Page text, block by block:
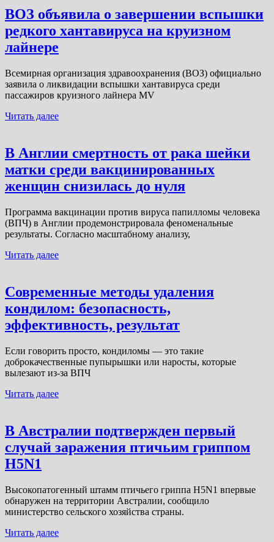
ВОЗ объявила о завершении вспышки
редкого хантавируса на круизном
лайнере
Всемирная организация здравоохранения (ВОЗ) официально
заявила о ликвидации вспышки хантавируса среди
пассажиров круизного лайнера MV
Читать далее
В Англии смертность от рака шейки
матки среди вакцинированных
женщин снизилась до нуля
Программа вакцинации против вируса папилломы человека
(ВПЧ) в Англии продемонстрировала феноменальные
результаты. Согласно масштабному анализу,
Читать далее
Современные методы удаления
кондилом: безопасность,
эффективность, результат
Если говорить просто, кондиломы — это такие
доброкачественные пупырышки или наросты, которые
вылезают из-за ВПЧ
Читать далее
В Австралии подтвержден первый
случай заражения птичьим гриппом
H5N1
Высокопатогенный штамм птичьего гриппа H5N1 впервые
обнаружен на территории Австралии, сообщило
министерство сельского хозяйства страны.
Читать далее